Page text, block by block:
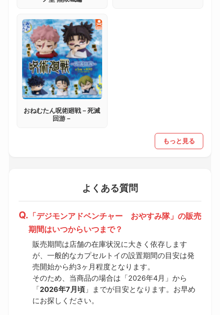
おねむたん呪術廻戦－死滅
回游－
もっと見る
よくある質問
「デジモンアドベンチャー おやすみ隊」の販売
期間はいつからいつまで？
販売期間は店舗の在庫状況に大きく依存します
が、一般的なカプセルトイの設置期間の目安は発
売開始から約3ヶ月程度となります。
そのため、当商品の場合は「2026年4月」から
「2026年7月頃」までが目安となります。お早め
にお探しください。